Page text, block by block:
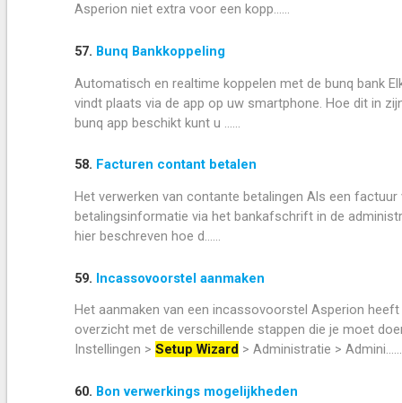
Asperion niet extra voor een kopp......
57. Bunq Bankkoppeling
Automatisch en realtime koppelen met de bunq bank
vindt plaats via de app op uw smartphone. Hoe dit in
bunq app beschikt kunt u ......
58. Facturen contant betalen
Het verwerken van contante betalingen Als een
betalingsinformatie via het bankafschrift in de
hier beschreven hoe d......
59. Incassovoorstel aanmaken
Het aanmaken van een incassovoorstel Asperion
overzicht met de verschillende stappen die je moet
Instellingen > Setup Wizard > Administratie > Admini......
60. Bon verwerkings mogelijkheden